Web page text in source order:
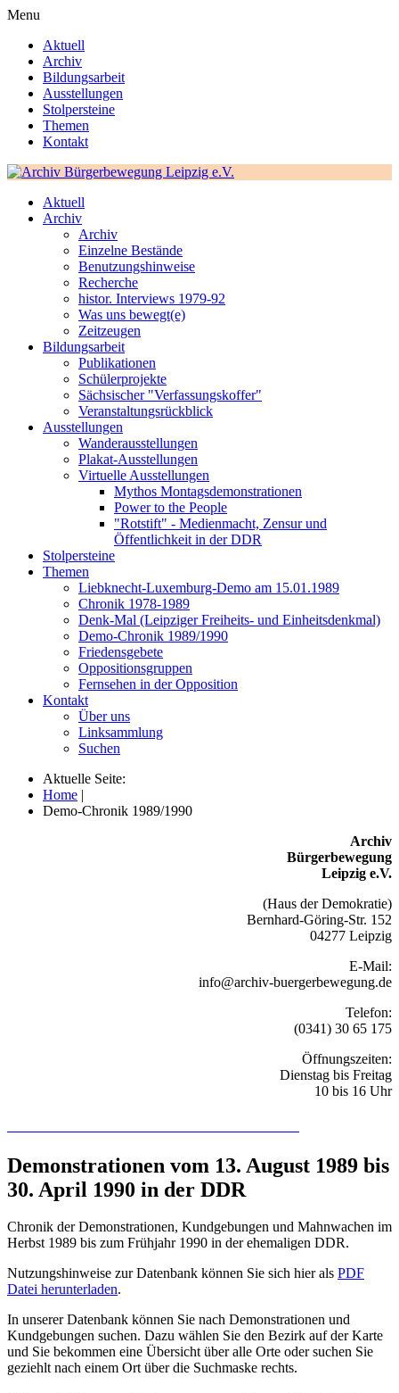
Menu
Aktuell
Archiv
Bildungsarbeit
Ausstellungen
Stolpersteine
Themen
Kontakt
Aktuell
Archiv
Archiv
Einzelne Bestände
Benutzungshinweise
Recherche
histor. Interviews 1979-92
Was uns bewegt(e)
Zeitzeugen
Bildungsarbeit
Publikationen
Schülerprojekte
Sächsischer "Verfassungskoffer"
Veranstaltungsrückblick
Ausstellungen
Wanderausstellungen
Plakat-Ausstellungen
Virtuelle Ausstellungen
Mythos Montagsdemonstrationen
Power to the People
"Rotstift" - Medienmacht, Zensur und
Öffentlichkeit in der DDR
Stolpersteine
Themen
Liebknecht-Luxemburg-Demo am 15.01.1989
Chronik 1978-1989
Denk-Mal (Leipziger Freiheits- und Einheitsdenkmal)
Demo-Chronik 1989/1990
Friedensgebete
Oppositionsgruppen
Fernsehen in der Opposition
Kontakt
Über uns
Linksammlung
Suchen
Aktuelle Seite:
Home |
Demo-Chronik 1989/1990
Archiv
Bürgerbewegung
Leipzig e.V.
(Haus der Demokratie)
Bernhard-Göring-Str. 152
04277 Leipzig
E-Mail:
info@archiv-buergerbewegung.de
Telefon:
(0341) 30 65 175
Öffnungszeiten:
Dienstag bis Freitag
10 bis 16 Uhr
Demonstrationen vom 13. August 1989 bis
30. April 1990 in der DDR
Chronik der Demonstrationen, Kundgebungen und Mahnwachen im
Herbst 1989 bis zum Frühjahr 1990 in der ehemaligen DDR.
Nutzungshinweise zur Datenbank können Sie sich hier als PDF
Datei herunterladen.
In unserer Datenbank können Sie nach Demonstrationen und
Kundgebungen suchen. Dazu wählen Sie den Bezirk auf der Karte
und Sie bekommen eine Übersicht über alle Orte oder suchen Sie
geziehlt nach einem Ort über die Suchmaske rechts.